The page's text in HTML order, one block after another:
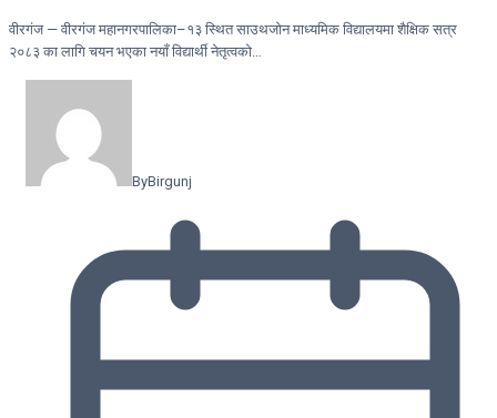
वीरगंज — वीरगंज महानगरपालिका–१३ स्थित साउथजोन माध्यमिक विद्यालयमा शैक्षिक सत्र
२०८३ का लागि चयन भएका नयाँ विद्यार्थी नेतृत्वको…
ByBirgunj